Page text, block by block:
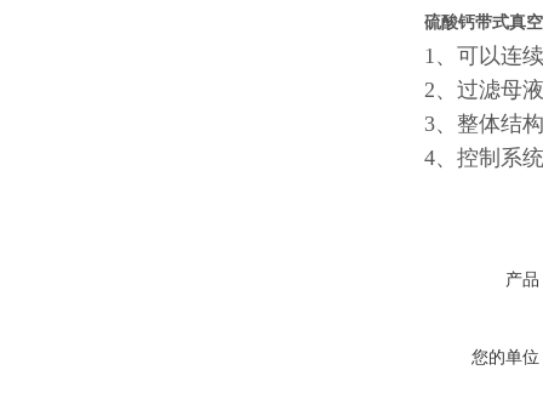
硫酸钙带式真
1、可以连
2、过滤母
3、整体结
4、控制系
产品
您的单位